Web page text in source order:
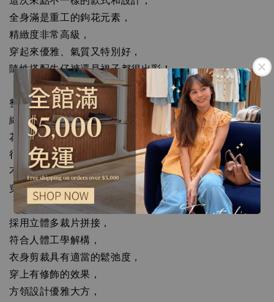
全身滿是重工的鉤花元素，
精緻度非常高級，
穿起來優雅、氣質又特別好，
隨性搭配牛仔褲還是裙子都很出彩！
整件由手工鉤花製成的刺繡，
織面上那浮雕感花卉紋理，
花型大氣唯美，值得細細品味，
很喜歡這件的邊緣處花樣形狀，
不規則的葉片感搭配簍空，
穿起來更顯得仙氣滿分，
採用立體多裁片拼接，
符合人體工學解構，
衣身剪裁具有適當的鬆弛度，
穿上有修飾的效果，
方領設計優雅大方，